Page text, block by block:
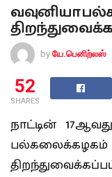
வவுனியா
by யே.பெனிற்லஸ்
52
SHARES
நாட்டின்